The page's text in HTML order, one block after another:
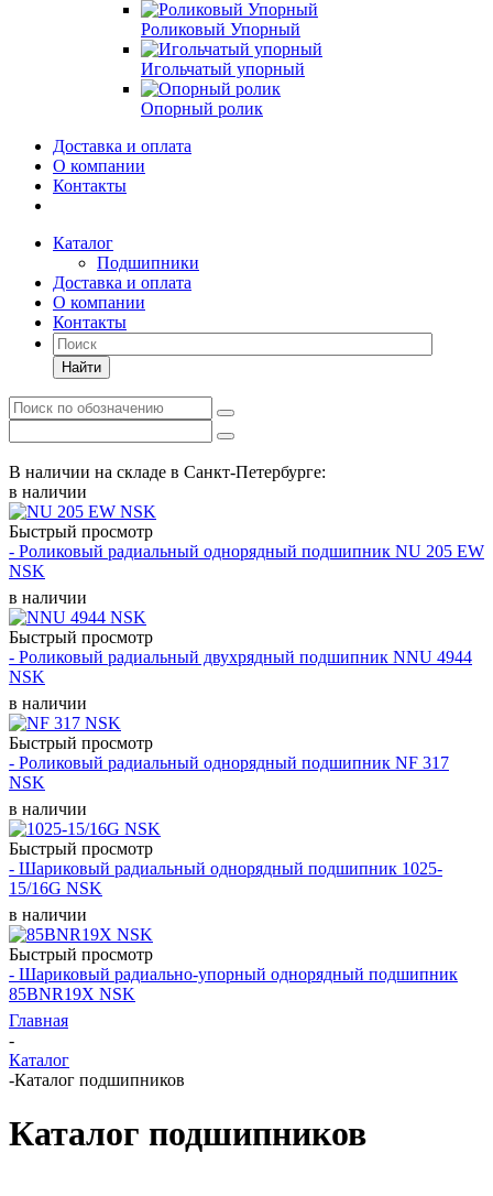
Роликовый Упорный
Игольчатый упорный
Опорный ролик
Доставка и оплата
О компании
Контакты
Каталог
Подшипники
Доставка и оплата
О компании
Контакты
Найти
В наличии на складе в Санкт-Петербурге:
в наличии
Быстрый просмотр
- Роликовый радиальный однорядный подшипник NU 205 EW
NSK
в наличии
Быстрый просмотр
- Роликовый радиальный двухрядный подшипник NNU 4944
NSK
в наличии
Быстрый просмотр
- Роликовый радиальный однорядный подшипник NF 317
NSK
в наличии
Быстрый просмотр
- Шариковый радиальный однорядный подшипник 1025-
15/16G NSK
в наличии
Быстрый просмотр
- Шариковый радиально-упорный однорядный подшипник
85BNR19X NSK
Главная
-
Каталог
-Каталог подшипников
Каталог подшипников